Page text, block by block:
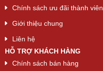
Chính sách ưu đãi thành viên
Giới thiệu chung
Liên hệ
HỖ TRỢ KHÁCH HÀNG
Chính sách bán hàng